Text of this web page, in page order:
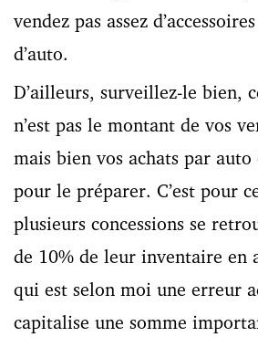
vendez pas assez
d’auto.
D’ailleurs, surveillez-le bien,
n’est pas le montant de vos
mais bien vos achats par
pour le préparer. C’est pour
plusieurs concessions se
de 10% de leur inventaire en
qui est selon moi une erreur
capitalise une somme